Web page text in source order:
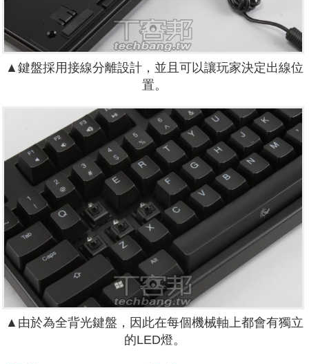
▲鍵盤採用接線分離設計，並且可以讓玩家決定出線位
置。
▲由於為全背光鍵盤，因此在每個機械軸上都會有獨立
的LED燈。